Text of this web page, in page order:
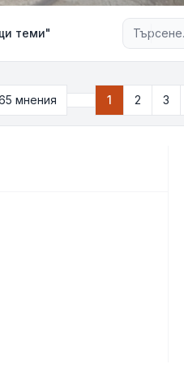
теми"
мнения Страница 1от 38
1 2 3